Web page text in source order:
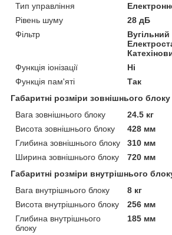
Тип управління
Рівень шуму
28 дБ
Фільтр
Функція іонізації
Ні
Функція пам'яті
Так
Габаритні розміри зовнішнього блоку
Вага зовнішнього блоку
24.5 кг
Висота зовнішнього блоку
428 мм
Глибина зовнішнього блоку
310 мм
Ширина зовнішнього блоку
720 мм
Габаритні розміри внутрішнього
Вага внутрішнього блоку
8 кг
Висота внутрішнього блоку
256 мм
Глибина внутрішнього
блоку
185 мм